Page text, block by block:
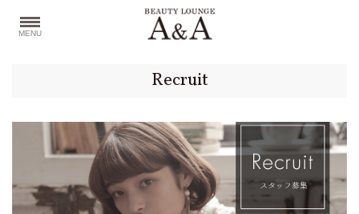
MENU
Recruit